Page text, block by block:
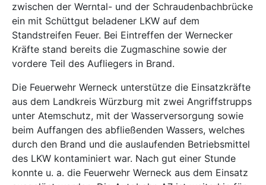
zwischen der Werntal- und der Schraudenbachbrücke
ein mit Schüttgut beladener LKW auf dem
Standstreifen Feuer. Bei Eintreffen der Wernecker
Kräfte stand bereits die Zugmaschine sowie der
vordere Teil des Aufliegers in Brand.
Die Feuerwehr Werneck unterstütze die Einsatzkräfte
aus dem Landkreis Würzburg mit zwei Angriffstrupps
unter Atemschutz, mit der Wasserversorgung sowie
beim Auffangen des abfließenden Wassers, welches
durch den Brand und die auslaufenden Betriebsmittel
des LKW kontaminiert war. Nach gut einer Stunde
konnte u. a. die Feuerwehr Werneck aus dem Einsatz